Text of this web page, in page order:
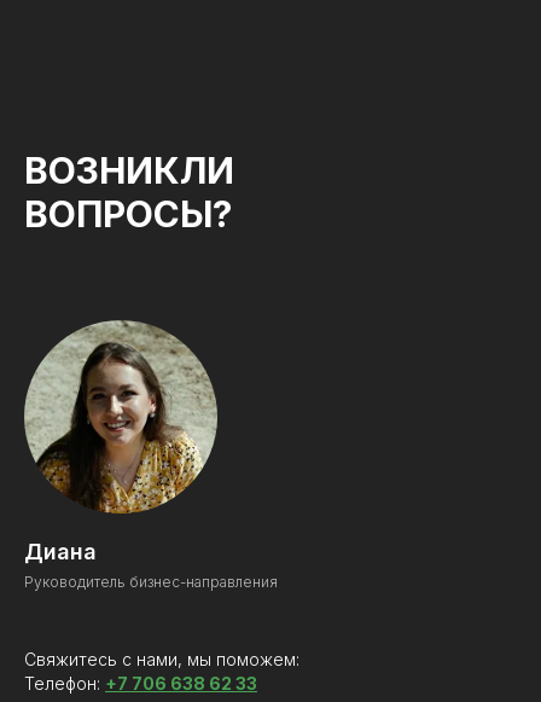
ВОЗНИКЛИ
ВОПРОСЫ?
Диана
Руководитель бизнес-направления
Свяжитесь с нами, мы поможем:
Телефон: +7 706 638 62 33